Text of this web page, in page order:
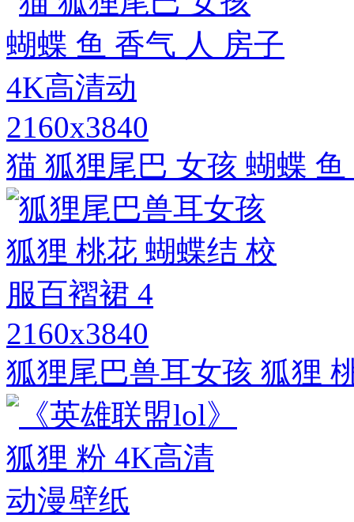
2160x3840
猫 狐狸尾巴 女孩 蝴蝶
2160x3840
狐狸尾巴兽耳女孩 狐狸